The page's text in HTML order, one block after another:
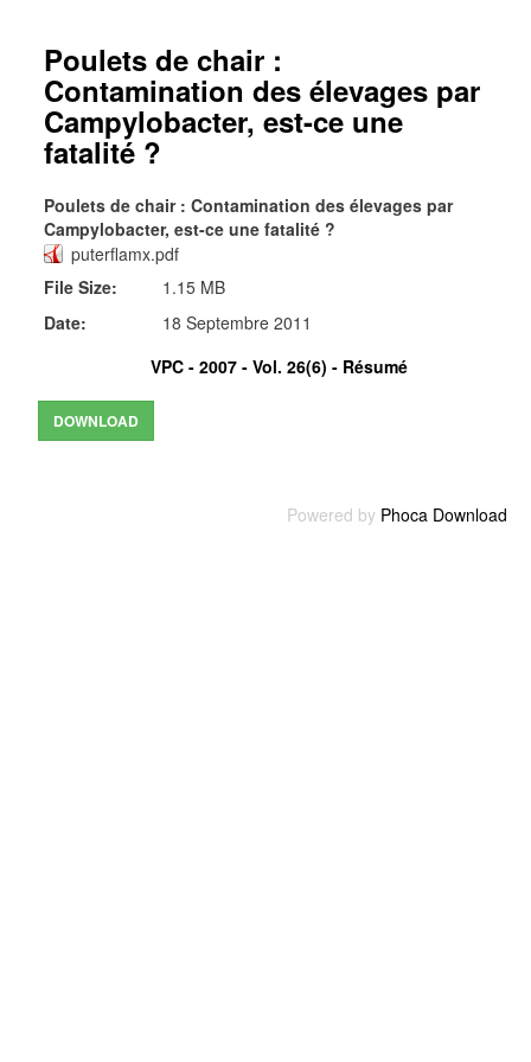
Poulets de chair :
Contamination des élevages par
Campylobacter, est-ce une
fatalité ?
Poulets de chair : Contamination des élevages par
Campylobacter, est-ce une fatalité ?
puterflamx.pdf
File Size:
1.15 MB
Date:
18 Septembre 2011
VPC - 2007 - Vol. 26(6) - Résumé
Powered by Phoca Download